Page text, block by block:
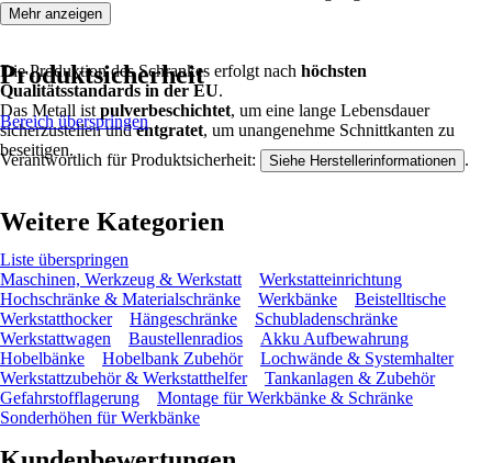
Die Produktion des Schrankes erfolgt nach höchsten
Qualitätsstandards in der EU.
Das Metall ist pulverbeschichtet, um eine lange Lebensdauer
sicherzustellen undentgratet, um unangenehme Schnittkanten zu
beseitigen.
Mehr anzeigen
Produktsicherheit
Bereich überspringen
Verantwortlich für Produktsicherheit: Siehe Herstellerinformationen .
Weitere Kategorien
Liste überspringen
Maschinen, Werkzeug & Werkstatt
Werkstatteinrichtung
Hochschränke & Materialschränke
Werkbänke
Beistelltische
Werkstatthocker
Hängeschränke
Schubladenschränke
Werkstattwagen
Baustellenradios
Akku Aufbewahrung
Hobelbänke
Hobelbank Zubehör
Lochwände & Systemhalter
Werkstattzubehör & Werkstatthelfer
Tankanlagen & Zubehör
Gefahrstofflagerung
Montage für Werkbänke & Schränke
Sonderhöhen für Werkbänke